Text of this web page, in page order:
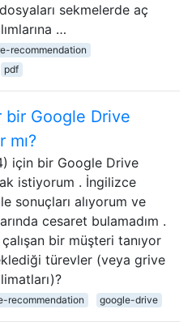
sekmelerde aç
…
recommendation
pdf
bir Google Drive
mı?
için bir Google Drive
istiyorum . İngilizce
sonuçları alıyorum ve
cesaret bulamadım .
bir müşteri tanıyor
türevler (veya grive
recommendation google-drive